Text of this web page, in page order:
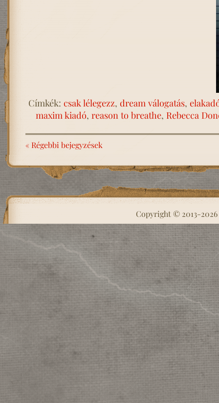
Címkék: csak lélegezz, dream válogatás,
maxim kiadó, reason to breathe, Rebecca
« Régebbi bejegyzések
Copyright © 2013-2026